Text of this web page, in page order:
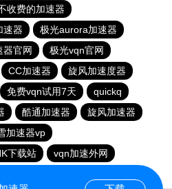
收费的加速器
速器
极光aurora加速器
器官网
极光vqn官网
CC加速器
旋风加速度器
免费vqn试用7天
quickq
酷通加速器
旋风加速器
加速器vp
下载站
vqn加速外网